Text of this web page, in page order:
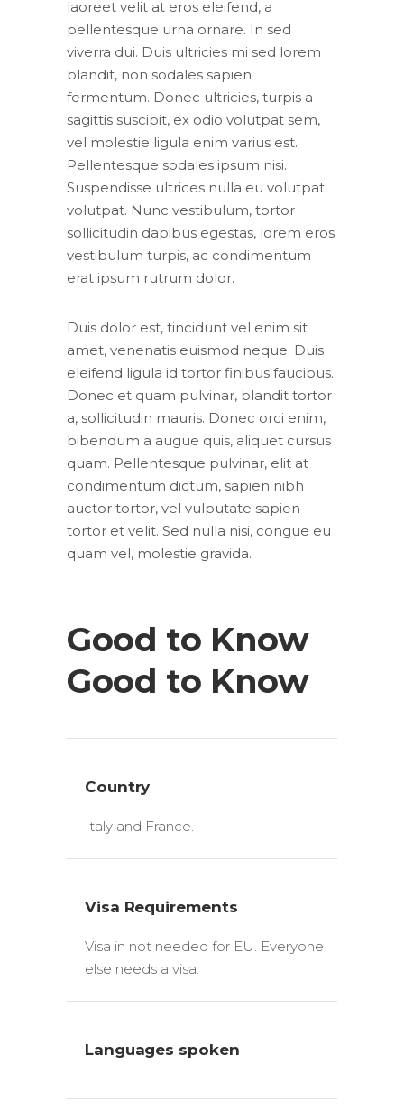
laoreet velit at eros eleifend, a
pellentesque urna ornare. In sed
viverra dui. Duis ultricies mi sed lorem
blandit, non sodales sapien
fermentum. Donec ultricies, turpis a
sagittis suscipit, ex odio volutpat sem,
vel molestie ligula enim varius est.
Pellentesque sodales ipsum nisi.
Suspendisse ultrices nulla eu volutpat
volutpat. Nunc vestibulum, tortor
sollicitudin dapibus egestas, lorem eros
vestibulum turpis, ac condimentum
erat ipsum rutrum dolor.
Duis dolor est, tincidunt vel enim sit
amet, venenatis euismod neque. Duis
eleifend ligula id tortor finibus faucibus.
Donec et quam pulvinar, blandit tortor
a, sollicitudin mauris. Donec orci enim,
bibendum a augue quis, aliquet cursus
quam. Pellentesque pulvinar, elit at
condimentum dictum, sapien nibh
auctor tortor, vel vulputate sapien
tortor et velit. Sed nulla nisi, congue eu
quam vel, molestie gravida.
Good to Know
Good to Know
Country
Italy and France.
Visa Requirements
Visa in not needed for EU. Everyone
else needs a visa.
Languages spoken